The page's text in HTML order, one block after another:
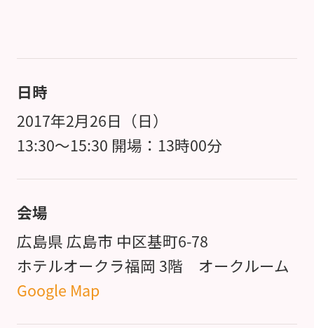
日時
2017年2月26日（日）
13:30～15:30 開場：13時00分
会場
広島県 広島市 中区基町6-78
ホテルオークラ福岡 3階 オークルーム
Google Map